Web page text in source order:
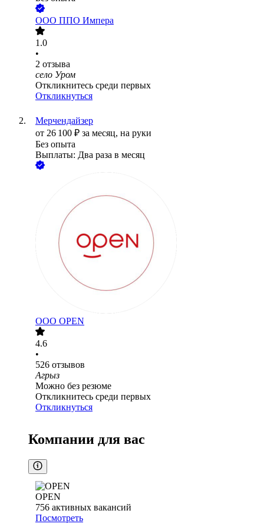
ООО ППО Импера
1.0
•
2 отзыва
село Уром
Откликнитесь среди первых
Откликнуться
Мерчендайзер
от 26 100 ₽ за месяц, на руки
Без опыта
Выплаты: Два раза в месяц
ООО OPEN
4.6
•
526 отзывов
Агрыз
Можно без резюме
Откликнитесь среди первых
Откликнуться
Компании для вас
OPEN
756 активных вакансий
Посмотреть